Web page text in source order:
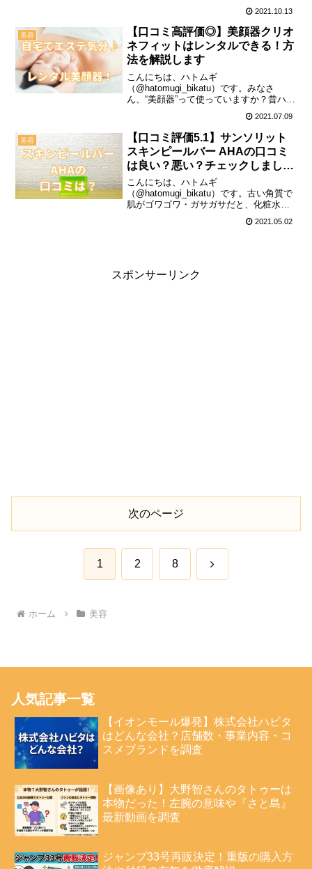
か？私も最近知ったのですが、これが結
構すごいらしく… 体のベタつきさっぱ
り！ 背中のニ...
2021.10.13
美容
【口コミ高評価◎】美顔器クリオ
ネフィットはレンタルできる！方
法を解説します
こんにちは、ハトムギ
（@hatomugi_bikatu）です。みなさ
ん、“美顔器”って使っていますか？昔ハマ
ると…なんと、最近は“美顔器”のレンタル
サービスも豊富にあるんですね。今回
は、クリオネフィットと...
2021.07.09
美容
【口コミ評価5.1】サンソリット
スキンピールバー AHAの口コミ
は良い？悪い？チェックしまし
た！
こんにちは、ハトムギ
（@hatomugi_bikatu）です。古い角質で
肌がゴワゴワ・ガサガサだと、化粧水は
浸透しないし、化粧乗りも悪くなるし、
うんざりしてしまいますよね。ピーリン
2021.05.02
スポンサーリンク
次のページ
1 2 8 次
ホーム 美容
人気記事一覧
【イオンモール爆発】株式会社ハビタ
はどんな会社？店舗数・事業内容・コ
スメブランドを調査
【画像あり】大野智さんのタトゥーは
本物だった！左腕の意味や『さと島』
最新動画を調査
ジャンプ33号再販決定！重版の購入方